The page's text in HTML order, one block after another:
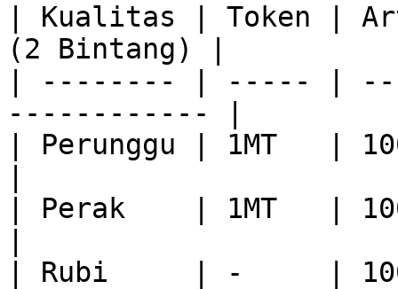
| Kualitas | Token |
(2 Bintang) |
| -------- | ----- |
------------ |
| Perunggu | 1MT   |
| Perak    | 1MT   |
| Rubi     | -     |